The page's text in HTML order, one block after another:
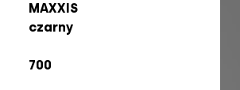
MAXXIS
czarny
700